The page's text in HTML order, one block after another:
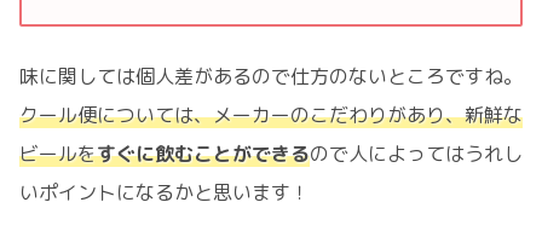
味に関しては個人差があるので仕方のないところですね。
クール便については、メーカーのこだわりがあり、新鮮な
ビールをすぐに飲むことができるので人によってはうれし
いポイントになるかと思います！